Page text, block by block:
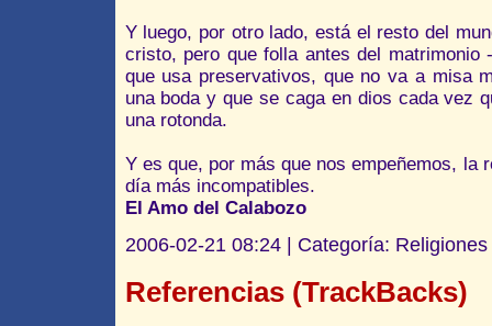
Y luego, por otro lado, está el resto del
cristo, pero que folla antes del matrimonio
que usa preservativos, que no va a misa
una boda y que se caga en dios cada vez
una rotonda.
Y es que, por más que nos empeñemos, la
día más incompatibles.
El Amo del Calabozo
2006-02-21 08:24 | Categoría:
Referencias (TrackBacks)